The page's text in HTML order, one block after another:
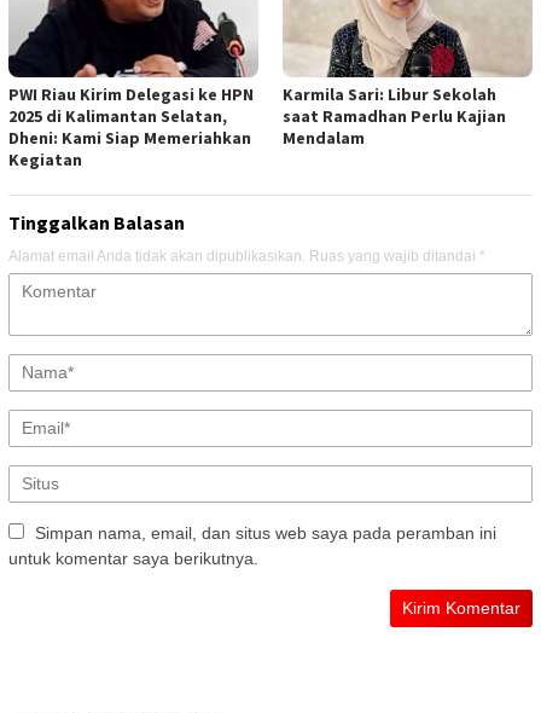
PWI Riau Kirim Delegasi ke HPN
2025 di Kalimantan Selatan,
Dheni: Kami Siap Memeriahkan
Kegiatan
Karmila Sari: Libur Sekolah
saat Ramadhan Perlu Kajian
Mendalam
Tinggalkan Balasan
Alamat email Anda tidak akan dipublikasikan. Ruas yang wajib ditandai *
Simpan nama, email, dan situs web saya pada peramban ini
untuk komentar saya berikutnya.